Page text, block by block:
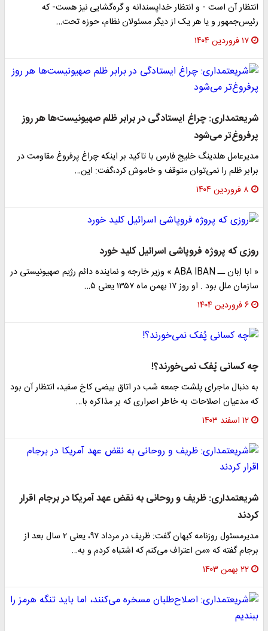
انتظار آن است - و انتظار خدا‌پسندانه و گره‌گشایی نیز هست- که
رئیس‌جمهور و یا هر یک از دیگر مسئولان نظام، حوزه تحت…
۱۷ فروردین ۱۴۰۴
شریعتمداری: چراغ ایستادگی در برابر ظلم صهیونیست‌ها هر روز
پرفروغ‌تر می‌شود
مدیرعامل هلدینگ خلیج فارس با تاکید بر اینکه چراغ پرفروغ مقاومت در
برابر ظلم را نمی‌توان متوقف و خاموش کرد،گفت: این…
۸ فروردین ۱۴۰۴
روزی که پروژه فروپاشی اسرائیل کلید خورد
« ابا اِبان ــ ABA IBAN » وزیر خارجه و نماینده دائم رژیم صهیونیستی در
سازمان ملل بود . او روز ۱۷ بهمن ماه ۱۳۵۷ یعنی ۵…
۶ فروردین ۱۴۰۴
چه کسانی پُفک نمی‌خورند؟!
به دنبال ماجرای پلشت جمعه شب در اتاق بیضی کاخ سفید، انتظار آن بود
که مدعیان اصلاحات به خاطر اصراری که بر مذاکره با…
۱۲ اسفند ۱۴۰۳
شریعتمداری: ظریف و روحانی به نقض عهد آمریکا در برجام اقرار
کردند
مدیرمسئول روزنامه کیهان گفت: ظریف در مرداد ۹۷، یعنی ۲ سال بعد از
برجام گفته که «من اعتراف می‌کنم که اشتباه کردم و به…
۲۲ بهمن ۱۴۰۳